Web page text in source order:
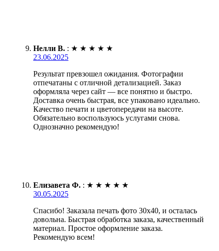
Нелли В. : ★ ★ ★ ★ ★
23.06.2025
Результат превзошел ожидания. Фотографии
отпечатаны с отличной детализацией. Заказ
оформляла через сайт — все понятно и быстро.
Доставка очень быстрая, все упаковано идеально.
Качество печати и цветопередачи на высоте.
Обязательно воспользуюсь услугами снова.
Однозначно рекомендую!
Елизавета Ф. : ★ ★ ★ ★ ★
30.05.2025
Спасибо! Заказала печать фото 30х40, и осталась
довольна. Быстрая обработка заказа, качественный
материал. Простое оформление заказа.
Рекомендую всем!